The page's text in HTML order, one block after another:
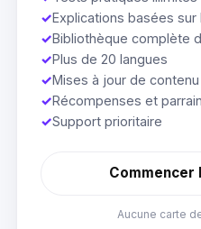
✓Explications basées sur
✓Bibliothèque complète
✓Plus de 20 langues
✓Mises à jour de
✓Récompenses et
✓Support prioritaire
Aucune carte